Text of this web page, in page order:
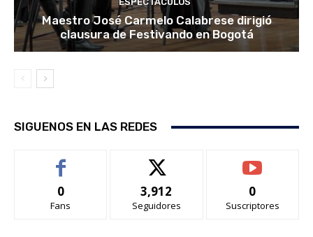
Maestro José Carmelo Calabrese dirigió
clausura de Festivando en Bogotá
SIGUENOS EN LAS REDES
0
Fans
3,912
Seguidores
0
Suscriptores